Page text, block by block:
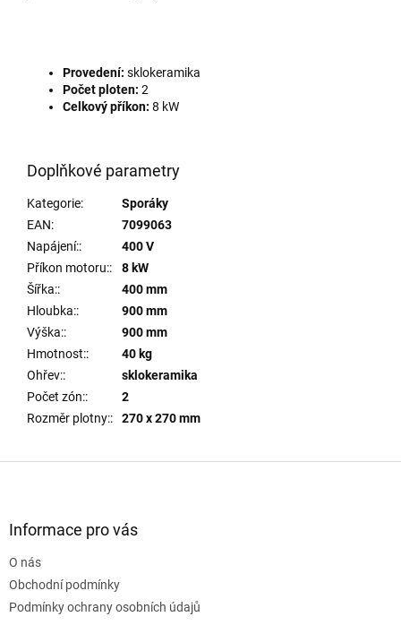
Provedení: sklokeramika
Počet ploten: 2
Celkový příkon: 8 kW
Doplňkové parametry
Kategorie:
Sporáky
EAN:
7099063
Napájení::
400 V
Příkon motoru::
8 kW
Šířka::
400 mm
Hloubka::
900 mm
Výška::
900 mm
Hmotnost::
40 kg
Ohřev::
sklokeramika
Počet zón::
2
Rozměr plotny:: 270 x 270 mm
Informace pro vás
O nás
Obchodní podmínky
Podmínky ochrany osobních údajů